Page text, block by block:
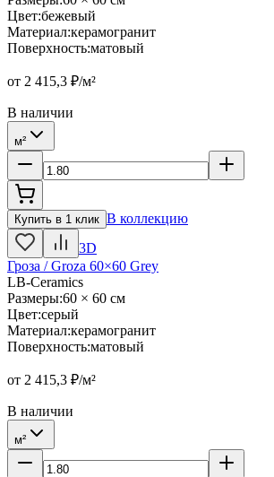
Цвет:бежевый
Материал:керамогранит
Поверхность:матовый
от 2 415,3 ₽/м²
В наличии
м²
Купить в 1 клик В коллекцию
3D
Гроза / Groza 60×60 Grey
LB-Ceramics
Размеры:60 × 60 см
Цвет:серый
Материал:керамогранит
Поверхность:матовый
от 2 415,3 ₽/м²
В наличии
м²